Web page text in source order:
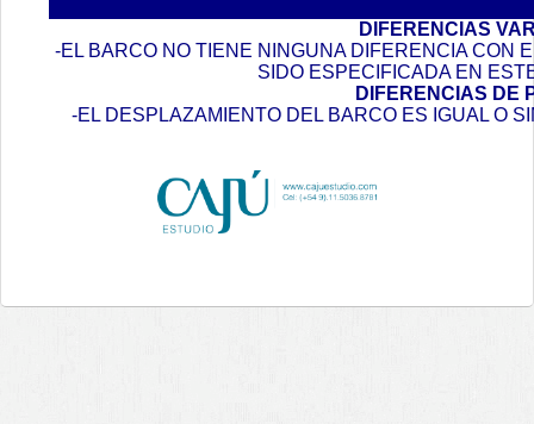
DIFERENCIAS
-EL BARCO NO TIENE NINGUNA DIFERENCIA CON
SIDO ESPECIFICADA EN
DIFERENCIAS DE
-EL DESPLAZAMIENTO DEL BARCO ES IGUAL O